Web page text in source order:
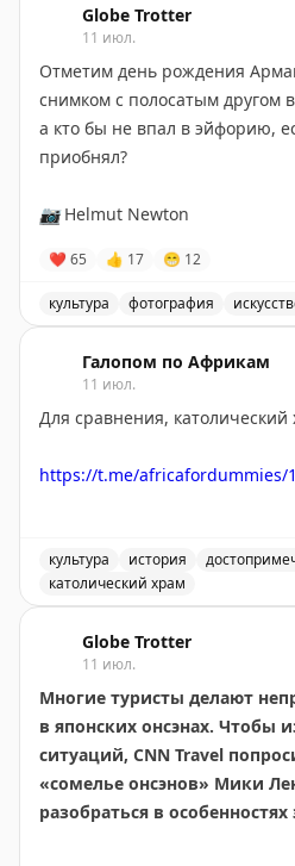
столовые, то тут прям дух
антураж и аудитория
Чайник чая - 2 сомони. И
Сначала не хотели брать
отдать сдачу.
Вот такой Таджикистан по
Чойхонаи Ниёздегча
https://maps.app.goo.gl/
Globe Trotter
11 июл.
Отметим день рождения
снимком с полосатым другом
а кто бы не впал в эйфорию,
приобнял?
📷Helmut Newton
❤ 65 👍 17 😁 12
культура фотография
Галопом по Африкам
11 июл.
Для сравнения,
https://t.me/africafordummies/
культура история
католический храм
Globe Trotter
11 июл.
Многие туристы делают
в японских онсэнах. Чтобы
ситуаций, CNN Travel
«сомелье онсэнов» Мики
разобраться в особенностях